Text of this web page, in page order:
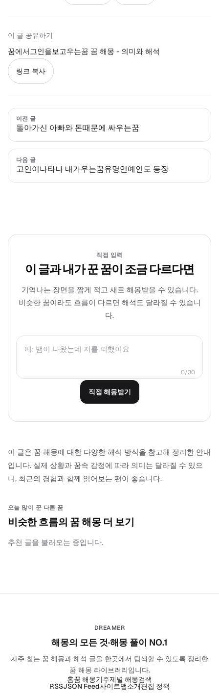
이 글 공유하기
꿈에서고인을보고우는꿈 꿈 해몽 - 의미와 해석
링크 복사
이전 글
돌아가신 아빠와 돈때문에 싸우는꿈
다음 글
고인이나타나 내가우는꿈유명연예인도 등장
직접 입력
이 글과 내가 꾼 꿈이 조금 다르다면
기억나는 장면을 짧게 적고 새로 해몽받을 수 있습니다.
비슷한 꿈이라도 흐름이 다르면 해석도 달라질 수 있습니
다.
0/30
직접 해몽받기
이 글은 꿈 해몽에 대한 다양한 해석 방식을 참고해 정리한 안내
입니다. 실제 상황과 꿈속 감정에 따라 의미는 달라질 수 있으
니, 최근의 경험과 함께 읽어보는 편이 좋습니다.
오늘 많이 꾼 다른 꿈
비슷한 흐름의 꿈 해몽 더 보기
추천 글을 불러오는 중입니다.
DREAMER
해몽의 모든 것·해몽 풀이 NO.1
자주 찾는 꿈 해몽과 해석 글을 한곳에서 탐색할 수 있도록 정리한
꿈 해몽 라이브러리입니다.
홈꿈 해몽기주제별 해몽검색
RSSJSON Feed사이트맵소개편집 정책